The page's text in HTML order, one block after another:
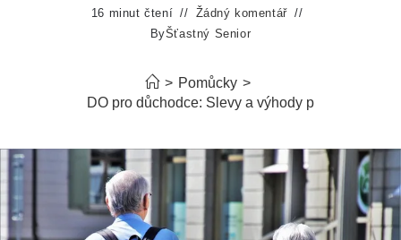
16 minut čtení
Žádný komentář
ByŠťastný Senior
> Pomůcky >
Karta IREDO pro důchodce: Slevy a výhody pro seniory